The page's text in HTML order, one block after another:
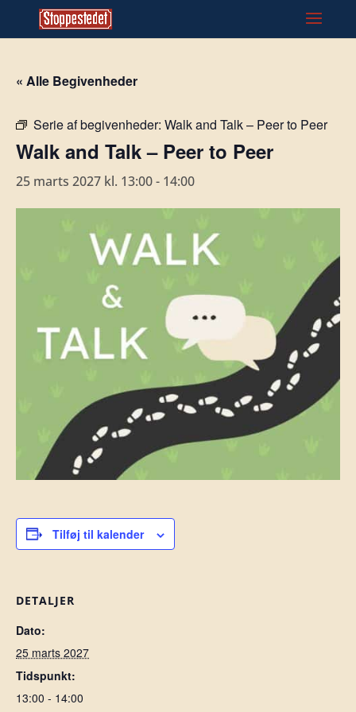
« Alle Begivenheder
Serie af begivenheder: Walk and Talk – Peer to Peer
Walk and Talk – Peer to Peer
25 marts 2027 kl. 13:00- 14:00
Tilføj til kalender
DETALJER
Dato:
25 marts 2027
Tidspunkt:
13:00 - 14:00